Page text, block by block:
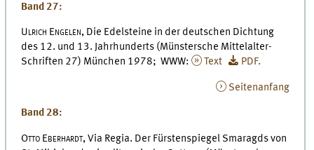
Band 27:
Ulrich Engelen, Die Edelsteine in der deutschen Dichtung
des 12. und 13. Jahrhunderts (Münstersche Mittelalter-
Schriften 27) München 1978; WWW:
Text PDF.
Seitenanfang
Band 28:
Otto Eberhardt,Via Regia. Der Fürstenspiegel Smaragds von